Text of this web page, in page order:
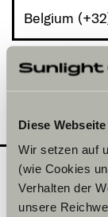
Diese
Wir setzen auf
(wie Cookies
Verhalten der
unsere
Belgium
2